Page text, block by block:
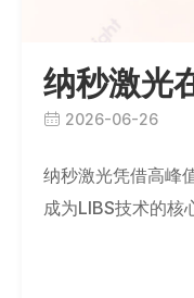
纳秒激光
2026-06-26
纳秒激光凭借高峰
成为LIBS技术的核